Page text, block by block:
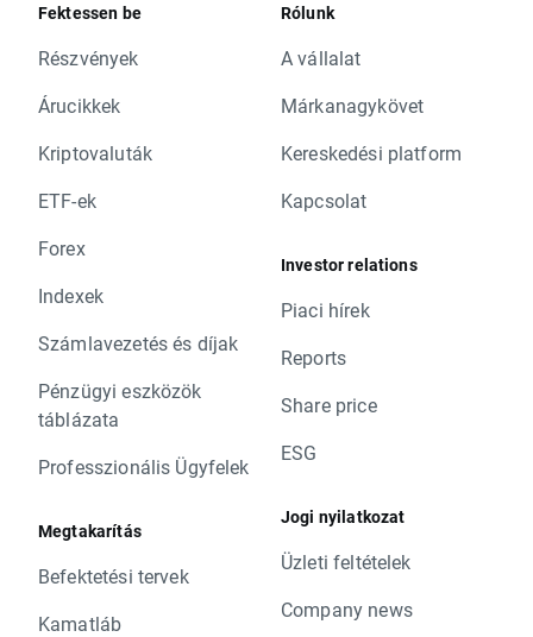
Fektessen be
Részvények
Árucikkek
Kriptovaluták
ETF-ek
Forex
Indexek
Számlavezetés és díjak
Pénzügyi eszközök
táblázata
Professzionális Ügyfelek
Megtakarítás
Befektetési tervek
Kamatláb
Rólunk
A vállalat
Márkanagykövet
Kereskedési platform
Kapcsolat
Investor relations
Piaci hírek
Reports
Share price
ESG
Jogi nyilatkozat
Üzleti feltételek
Company news